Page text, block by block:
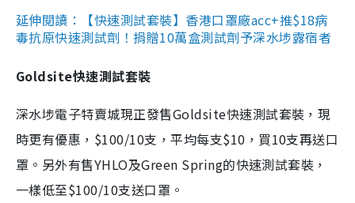
延伸閱讀：【快速測試套裝】香港口罩廠acc+推$18病
毒抗原快速測試劑！捐贈10萬盒測試劑予深水埗露宿者
Goldsite快速測試套裝
深水埗電子特賣城現正發售Goldsite快速測試套裝，現
時更有優惠，$100/10支，平均每支$10，買10支再送口
罩。另外有售YHLO及Green Spring的快速測試套裝，
一樣低至$100/10支送口罩。